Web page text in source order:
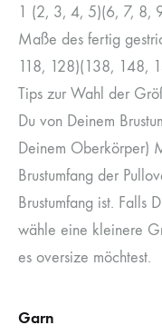
1 (2, 3, 4, 5)(6, 7, 8,
Maße des fertig
118, 128)(138, 148,
Tips zur Wahl der
Du von Deinem
Deinem Oberkörper)
Brustumfang der
Brustumfang ist. Falls
wähle eine kleinere
es oversize möchtest.
Garn